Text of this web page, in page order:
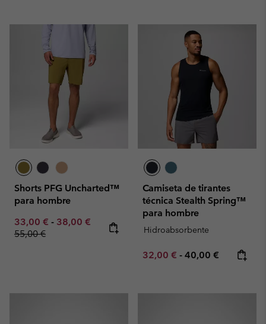
Shorts PFG Uncharted™
para hombre
Minimum sale price:
33,00 € - Maximum sale price:
38,00 € Regular price:
55,00 €
Camiseta de tirantes
técnica Stealth Spring™
para hombre
Hidroabsorbente
Minimum sale price:
32,00 € - Maximum price:
40,00 €